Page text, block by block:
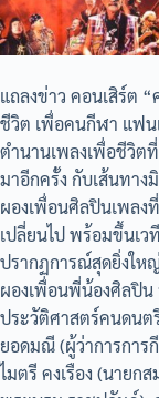
แถลงข่าว คอนเสิร์ต
ชีวิต เพื่อคนกีฬา แฟน
ตำนานเพลงเพื่อชีวิต
มาอีกครั้ง กับเส้นทา
ผองเพื่อนศิลปินเพลง
เปลี่ยนไป พร้อมขึ้นเ
ปรากฏการณ์สุดยิ่งให
ผองเพื่อนพี่น้องศิลปิน
ประวัติศาสตร์คนดนต
ยอดมณี (ผู้ว่าการการ
ไมตรี คงเรือง (นายก